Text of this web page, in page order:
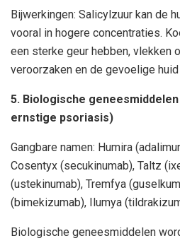
Bijwerkingen: Salicylzuur kan de
vooral in hogere concentraties.
een sterke geur hebben, vlekken
veroorzaken en de gevoelige
5. Biologische
ernstige psoriasis)
Gangbare namen: Humira
Cosentyx (secukinumab), Taltz
(ustekinumab), Tremfya
(bimekizumab), Ilumya
Biologische geneesmiddelen